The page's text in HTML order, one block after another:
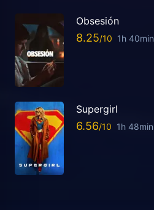
Obsesión
8.25 1h 40min
Supergirl
6.56 1h 48min